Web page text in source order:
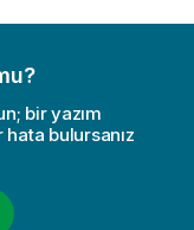
bir yazım
bulursanız